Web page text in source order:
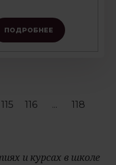
ПОДРОБНЕЕ
115 116 ... 118
и курсах в школе